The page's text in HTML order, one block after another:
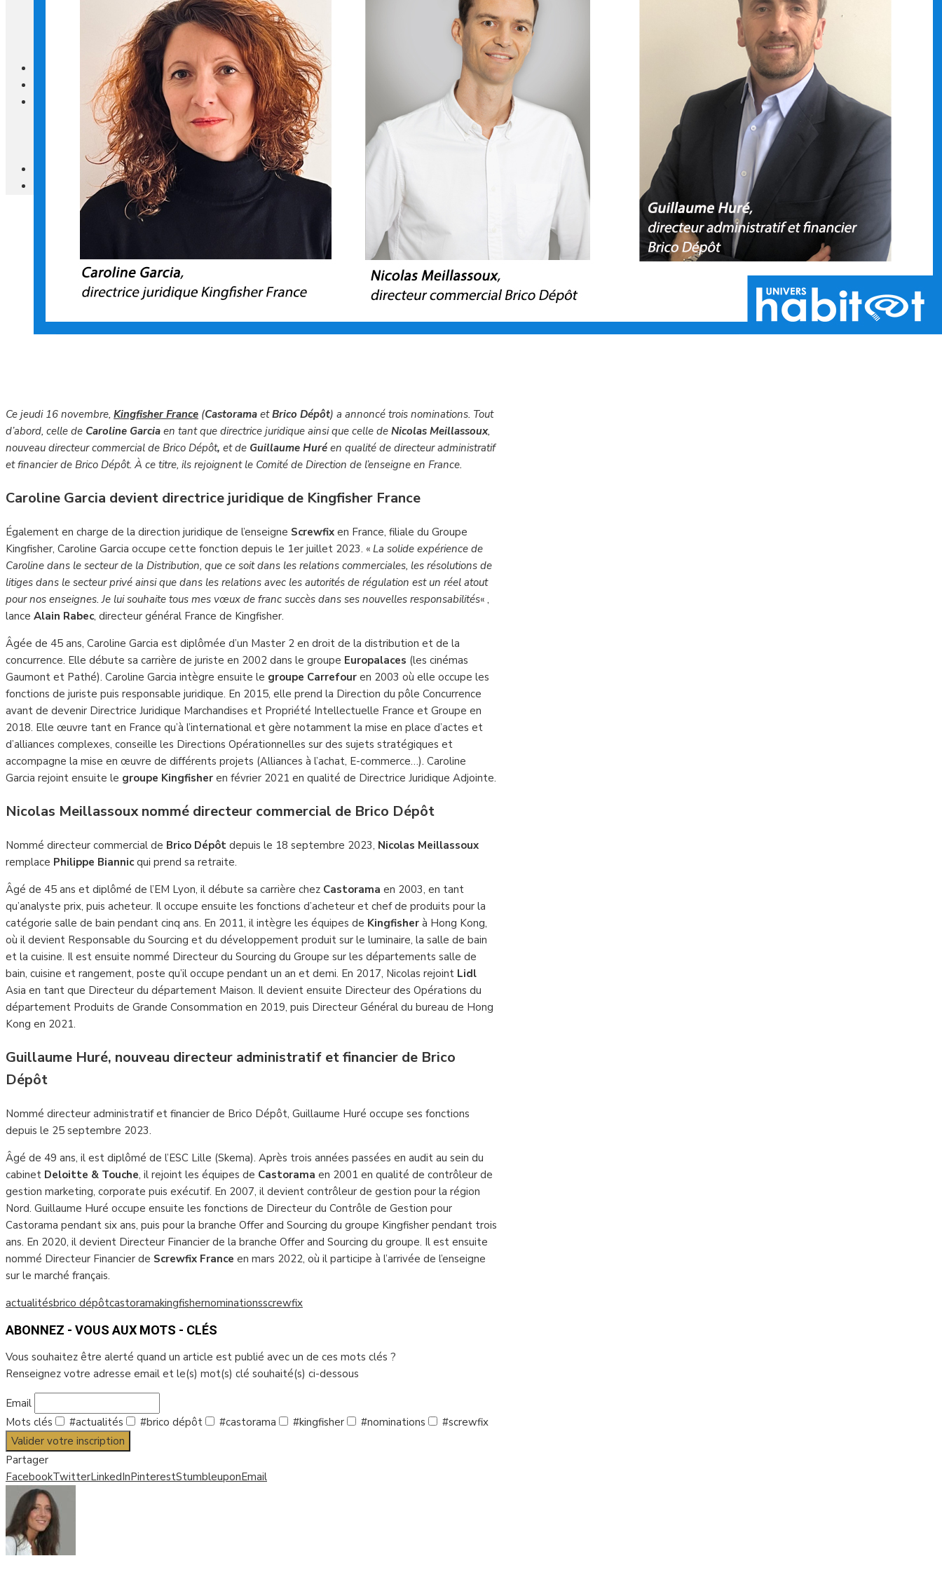
Brico Jardin
Nos autres titres
Faire Savoir Faire
Aviasport
Univers Made in France
Qui sommes-nous
Ce jeudi 16 novembre, Kingfisher France (Castorama etBrico Dépôt) a annoncé trois nominations. Tout
d’abord, celle de Caroline Garcia en tant que directrice juridique ainsi que celle de Nicolas Meillassoux,
nouveau directeur commercial de Brico Dépôt, et de Guillaume Huré en qualité de directeur administratif
et financierde Brico Dépôt. À ce titre, ils rejoignent le Comité de Direction de l’enseigne en France.
Caroline Garcia devient directrice juridique de Kingfisher France
Également en charge de la direction juridique de l’enseigne Screwfix en France, filiale du Groupe
Kingfisher, Caroline Garcia occupe cette fonction depuis le 1er juillet 2023. « La solide expérience de
Caroline dans le secteur de la Distribution, que ce soit dans les relations commerciales, les résolutions de
litiges dans le secteur privé ainsi que dans les relations avec les autorités de régulation est un réel atout
pour nos enseignes. Je lui souhaite tous mes vœux de franc succès dans ses nouvelles responsabilités« ,
lance Alain Rabec, directeur général France de Kingfisher.
Âgée de 45 ans, Caroline Garcia est diplômée d’un Master 2 en droit de la distribution et de la
concurrence. Elle débute sa carrière de juriste en 2002 dans le groupe Europalaces (les cinémas
Gaumont et Pathé). Caroline Garcia intègre ensuite le groupe Carrefour en 2003 où elle occupe les
fonctions de juriste puis responsable juridique. En 2015, elle prend la Direction du pôle Concurrence
avant de devenir Directrice Juridique Marchandises et Propriété Intellectuelle France et Groupe en
2018. Elle œuvre tant en France qu’à l’international et gère notamment la mise en place d’actes et
d’alliances complexes, conseille les Directions Opérationnelles sur des sujets stratégiques et
accompagne la mise en œuvre de différents projets (Alliances à l’achat, E-commerce…). Caroline
Garcia rejoint ensuite le groupe Kingfisher en février 2021 en qualité de Directrice Juridique Adjointe.
Nicolas Meillassoux nommé directeur commercial de Brico Dépôt
Nommé directeur commercial de Brico Dépôt depuis le 18 septembre 2023, Nicolas Meillassoux
remplace Philippe Biannic qui prend sa retraite.
Âgé de 45 ans et diplômé de l’EM Lyon, il débute sa carrière chez Castorama en 2003, en tant
qu’analyste prix, puis acheteur. Il occupe ensuite les fonctions d’acheteur et chef de produits pour la
catégorie salle de bain pendant cinq ans. En 2011, il intègre les équipes de Kingfisher à Hong Kong,
où il devient Responsable du Sourcing et du développement produit sur le luminaire, la salle de bain
et la cuisine. Il est ensuite nommé Directeur du Sourcing du Groupe sur les départements salle de
bain, cuisine et rangement, poste qu’il occupe pendant un an et demi. En 2017, Nicolas rejoint Lidl
Asia en tant que Directeur du département Maison. Il devient ensuite Directeur des Opérations du
département Produits de Grande Consommation en 2019, puis Directeur Général du bureau de Hong
Kong en 2021.
Guillaume Huré, nouveau directeur administratif et financier de Brico
Dépôt
Nommé directeur administratif et financier de Brico Dépôt, Guillaume Huré occupe ses fonctions
depuis le 25 septembre 2023.
Âgé de 49 ans, il est diplômé de l’ESC Lille (Skema). Après trois années passées en audit au sein du
cabinet Deloitte & Touche, il rejoint les équipes de Castorama en 2001 en qualité de contrôleur de
gestion marketing, corporate puis exécutif. En 2007, il devient contrôleur de gestion pour la région
Nord. Guillaume Huré occupe ensuite les fonctions de Directeur du Contrôle de Gestion pour
Castorama pendant six ans, puis pour la branche Offer and Sourcing du groupe Kingfisher pendant trois
ans. En 2020, il devient Directeur Financier de la branche Offer and Sourcing du groupe. Il est ensuite
nommé Directeur Financier de Screwfix France en mars 2022, où il participe à l’arrivée de l’enseigne
sur le marché français.
actualitésbrico dépôtcastoramakingfishernominationsscrewfix
ABONNEZ - VOUS AUX MOTS - CLÉS
Vous souhaitez être alerté quand un article est publié avec un de ces mots clés ?
Renseignez votre adresse email et le(s) mot(s) clé souhaité(s) ci-dessous
Email
Mots clés
#actualités #brico dépôt #castorama #kingfisher #nominations
#screwfix
Valider votre inscription
Partager
FacebookTwitterLinkedInPinterestStumbleuponEmail